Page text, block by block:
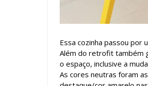
Essa cozinha passou por
Além do retrofit também
o espaço, inclusive a
As cores neutras foram